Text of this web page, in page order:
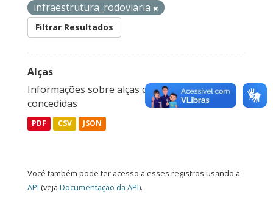
infraestrutura_rodoviaria
Filtrar Resultados
Alças
Informações sobre alças das rodovias
concedidas
PDF CSV JSON
Você também pode ter acesso a esses registros usando a
API (veja Documentação da API).